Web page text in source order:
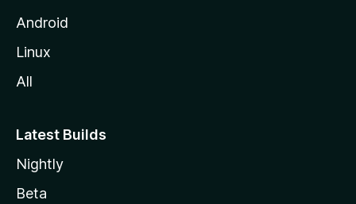
lAndroid
Linux
All
Latest Builds
Nightly
Beta